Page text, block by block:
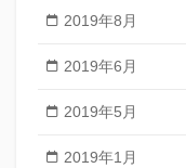
2019年8月
2019年6月
2019年5月
2019年1月